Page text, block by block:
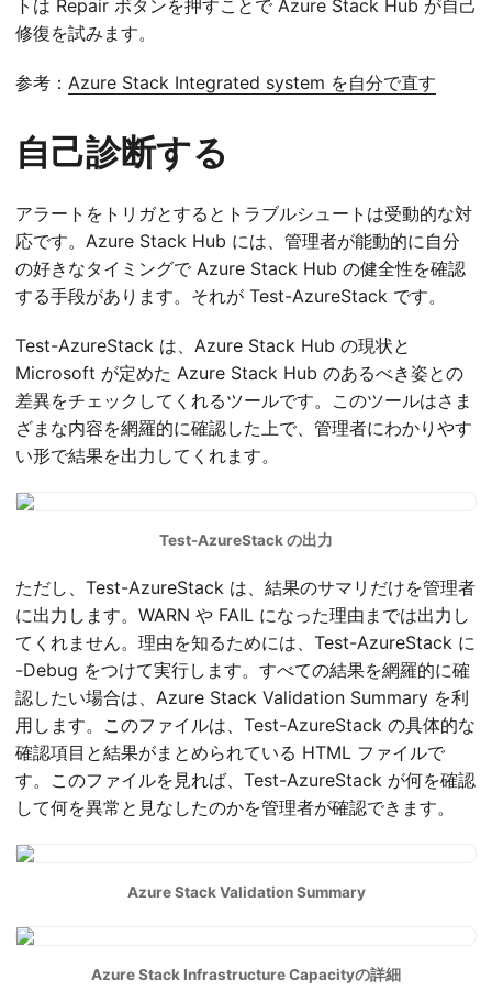
トは Repair ボタンを押すことで Azure Stack Hub が自己
修復を試みます。
参考： Azure Stack Integrated system を自分で直す
自己診断する
アラートをトリガとするとトラブルシュートは受動的な対
応です。Azure Stack Hub には、管理者が能動的に自分
の好きなタイミングで Azure Stack Hub の健全性を確認
する手段があります。それが Test-AzureStack です。
Test-AzureStack は、Azure Stack Hub の現状と
Microsoft が定めた Azure Stack Hub のあるべき姿との
差異をチェックしてくれるツールです。このツールはさま
ざまな内容を網羅的に確認した上で、管理者にわかりやす
い形で結果を出力してくれます。
Test-AzureStack の出力
ただし、Test-AzureStack は、結果のサマリだけを管理者
に出力します。WARN や FAIL になった理由までは出力し
てくれません。理由を知るためには、Test-AzureStack に
-Debug をつけて実行します。すべての結果を網羅的に確
認したい場合は、Azure Stack Validation Summary を利
用します。このファイルは、Test-AzureStack の具体的な
確認項目と結果がまとめられている HTML ファイルで
す。このファイルを見れば、Test-AzureStack が何を確認
して何を異常と見なしたのかを管理者が確認できます。
Azure Stack Validation Summary
Azure Stack Infrastructure Capacityの詳細